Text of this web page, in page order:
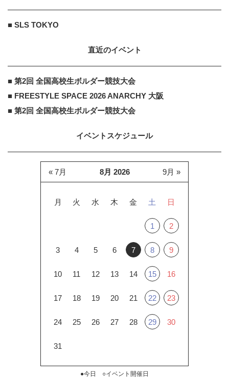
■ SLS TOKYO
直近のイベント
■ 第2回 全国高校生ボルダー競技大会
■ FREESTYLE SPACE 2026 ANARCHY 大阪
■ 第2回 全国高校生ボルダー競技大会
イベントスケジュール
8月 2026
月 火 水 木 金 土 日
1 2
3 4 5 6 7 8 9
10 11 12 13 14 15 16
17 18 19 20 21 22 23
24 25 26 27 28 29 30
31
« 7月 9月 »
●今日 ○イベント開催日